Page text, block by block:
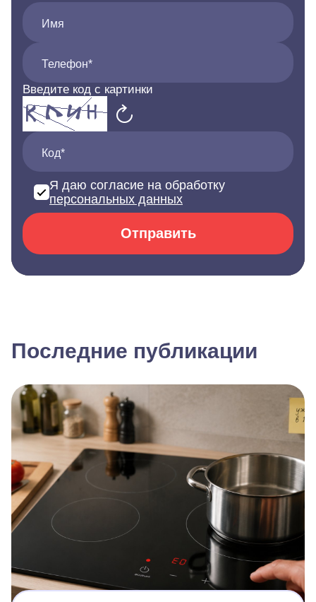
Имя
Телефон*
Введите код с картинки
Код*
Я даю согласие на обработку
персональных данных
Отправить
Последние публикации